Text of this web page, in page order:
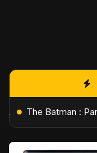
L'Âge de Glace : Le Réveil du Volcan – Manny, Sid et Diego de retour pour une aventure explosive